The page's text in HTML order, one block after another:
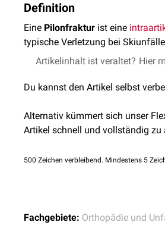
Definition
Eine Pilonfraktur ist eine
typische Verletzung bei
Artikelinhalt ist veraltet? Hier
Du kannst den Artikel selbst
Alternativ kümmert sich unser
Artikel schnell und vollständig zu
500 Zeichen verbleibend. Mindestens 5
Fachgebiete: Orthopädie und